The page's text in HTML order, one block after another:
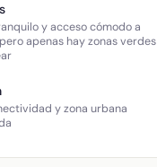
y acceso cómodo a
apenas hay zonas verdes
y zona urbana